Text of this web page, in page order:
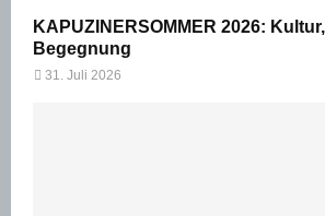
KAPUZINERSOMMER 2026:
Begegnung
31. Juli 2026